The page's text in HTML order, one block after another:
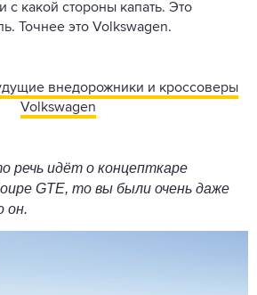
какой стороны капать. Это
Точнее это Volkswagen.
внедорожники и кроссоверы
Volkswagen
речь идёт о концепткаре
GTE, то вы были очень даже
он.